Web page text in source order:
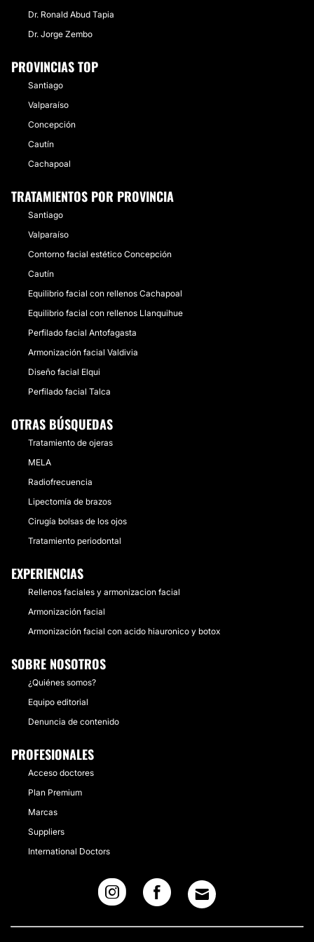
Dr. Ronald Abud Tapia
Dr. Jorge Zembo
PROVINCIAS TOP
Santiago
Valparaíso
Concepción
Cautín
Cachapoal
TRATAMIENTOS POR PROVINCIA
Santiago
Valparaíso
Contorno facial estético Concepción
Cautín
Equilibrio facial con rellenos Cachapoal
Equilibrio facial con rellenos Llanquihue
Perfilado facial Antofagasta
Armonización facial Valdivia
Diseño facial Elqui
Perfilado facial Talca
OTRAS BÚSQUEDAS
Tratamiento de ojeras
MELA
Radiofrecuencia
Lipectomía de brazos
Cirugía bolsas de los ojos
Tratamiento periodontal
EXPERIENCIAS
Rellenos faciales y armonizacion facial
Armonización facial
Armonización facial con acido hiauronico y botox
SOBRE NOSOTROS
¿Quiénes somos?
Equipo editorial
Denuncia de contenido
PROFESIONALES
Acceso doctores
Plan Premium
Marcas
Suppliers
International Doctors